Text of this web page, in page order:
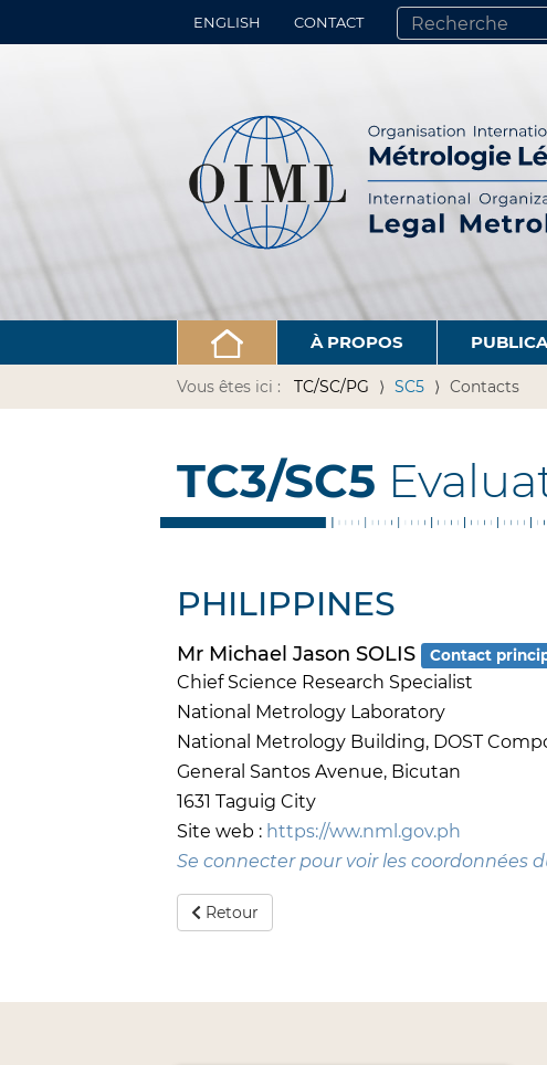
ENGLISH CONTACT
CHERCHER PAR
RECHERCHE
À PROPOS
Vous êtes ici : TC/SC/PG SC5 Contacts
TC3/SC5
PHILIPPINES
Mr Michael Jason SOLIS Contact
Chief Science Research Specialist
National Metrology Laboratory
National Metrology Building, DOST
General Santos Avenue, Bicutan
1631 Taguig City
Site web : https://ww.nml.gov.ph
Se connecter pour voir les coordonnées
Retour